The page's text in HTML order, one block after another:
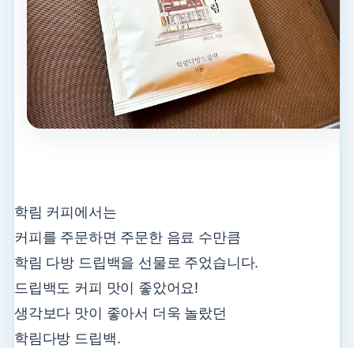
학림 커피에서는
커피를 주문하면 주문한 음료 수만큼
학림 다방 드립백을 선물로 주었습니다.
드립백도 커피 맛이 좋았어요!
생각보다 맛이 좋아서 더욱 놀랐던
학림다방 드립백.